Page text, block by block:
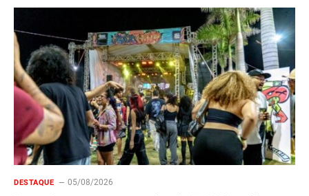
DESTAQUE 05/08/2026